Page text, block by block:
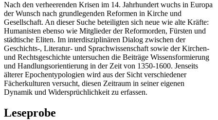
Nach den verheerenden Krisen im 14. Jahrhundert wuchs in Europa
der Wunsch nach grundlegenden Reformen in Kirche und
Gesellschaft. An dieser Suche beteiligten sich neue wie alte Kräfte:
Humanisten ebenso wie Mitglieder der Reformorden, Fürsten und
städtische Eliten. Im interdisziplinären Dialog zwischen der
Geschichts-, Literatur- und Sprachwissenschaft sowie der Kirchen-
und Rechtsgeschichte untersuchen die Beiträge Wissensformierung
und Handlungsorientierung in der Zeit von 1350-1600. Jenseits
älterer Epochentypologien wird aus der Sicht verschiedener
Fächerkulturen versucht, diesen Zeitraum in seiner eigenen
Dynamik und Widersprüchlichkeit zu erfassen.
Leseprobe